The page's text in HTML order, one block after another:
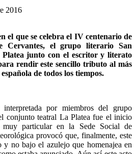
2016
el que se celebra el IV centenario de
Cervantes, el grupo literario San
junto con el escritor y literato
rendir este sencillo tributo al más
de todos los tiempos.
por miembros del grupo
conjunto teatral La Platea fue el inicio
particular en la Sede Social de
provocó que, finalmente, este
y no bajo el azulejo que homenajea en